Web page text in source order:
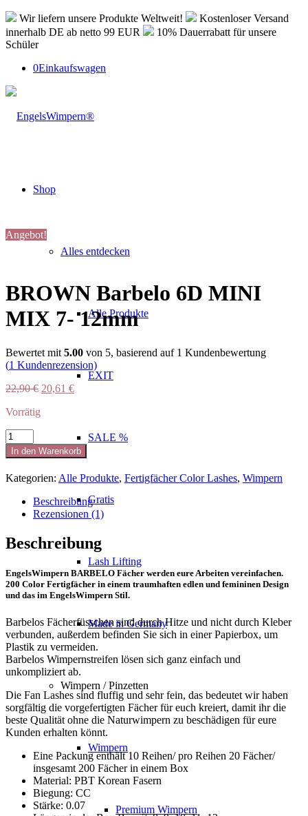
Wir liefern unsere Produkte Weltweit!
Kostenloser Versand
innerhalb DE ab netto 99 EUR
10% Dauerrabatt für unsere
Schüler
0Einkaufswagen
Shop
Alles entdecken
Alle Produkte
EXIT
SALE %
Gratis
Lash Lifting
Made in Germany
Wimpern / Pinzetten
Wimpern
Premium Wimpern
Angebot!
BROWN Barbelo 6D MINI
MIX 7- 12mm
Bewertet mit 5.00 von 5, basierend auf 1 Kundenbewertung
(1 Kundenrezension)
22,90€ Ursprünglicher
20,61 €Aktueller
Vorrätig
BROWN
Barbelo
6D
MINI
MIX
Menge
In den Warenkorb
Kategorien: Alle Produkte, Fertigfächer Color Lashes, Wimpern
Beschreibung
Rezensionen (1)
Beschreibung
EngelsWimpern BARBELO Fächer werden eure Arbeiten vereinfachen.
200 Color Fertigfächer in einem traumhaften edlen und femininen Design
und das im EngelsWimpern Stil.
Barbelos Fächerfüsschen sind durch Hitze und nicht durch Kleber
verbunden, außerdem befinden Sie sich in einer Papierbox, um
Plastik zu vermeiden.
Barbelos Wimpernstreifen lösen sich ganz einfach und
unkompliziert ab.
Die Fan Lashes sind fluffig und sehr fein, das bedeutet wir haben
sorgfältig die vorgefertigten Fächer für euch kreiert, damit ihr die
beste Qualität ohne die Naturwimpern zu beschädigen für eure
Kunden erhalten könnt.
Eine Packung enthält 10 Reihen/ pro Reihen 20 Fächer/
insgesamt 200 Fächer in einem Box
Material: PBT Korean Fasern
Biegung: CC
Stärke: 0.07